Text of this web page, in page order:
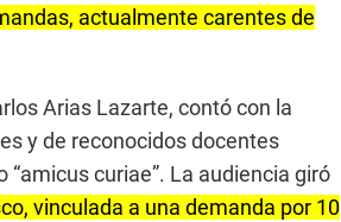
actualmente carentes de
Arias Lazarte, contó con la
y de reconocidos docentes
curiae”. La audiencia giró
vinculada a una demanda por 10